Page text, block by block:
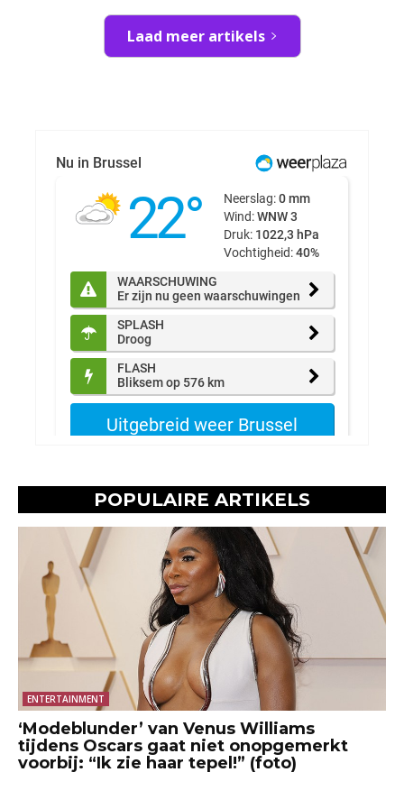
Laad meer artikels
POPULAIRE ARTIKELS
ENTERTAINMENT
‘Modeblunder’ van Venus Williams
tijdens Oscars gaat niet onopgemerkt
voorbij: “Ik zie haar tepel!” (foto)